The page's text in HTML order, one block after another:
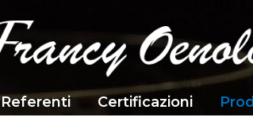
Referenti Certificazioni